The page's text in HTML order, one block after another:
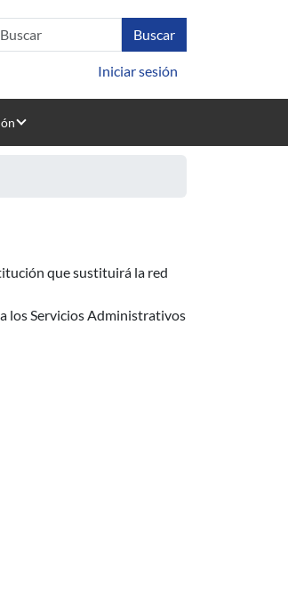
Iniciar sesión
que sustituirá la red
los Servicios Administrativos